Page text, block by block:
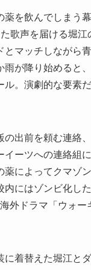
を飲んでしまう
歌声を届ける堀
マッチしながら
が降り始めると
。演劇的な要素
出前を頼む連絡
ーツへの連絡組
によってクマゾ
にはゾンビ化し
外ドラマ「ウォ
着替えた堀江と